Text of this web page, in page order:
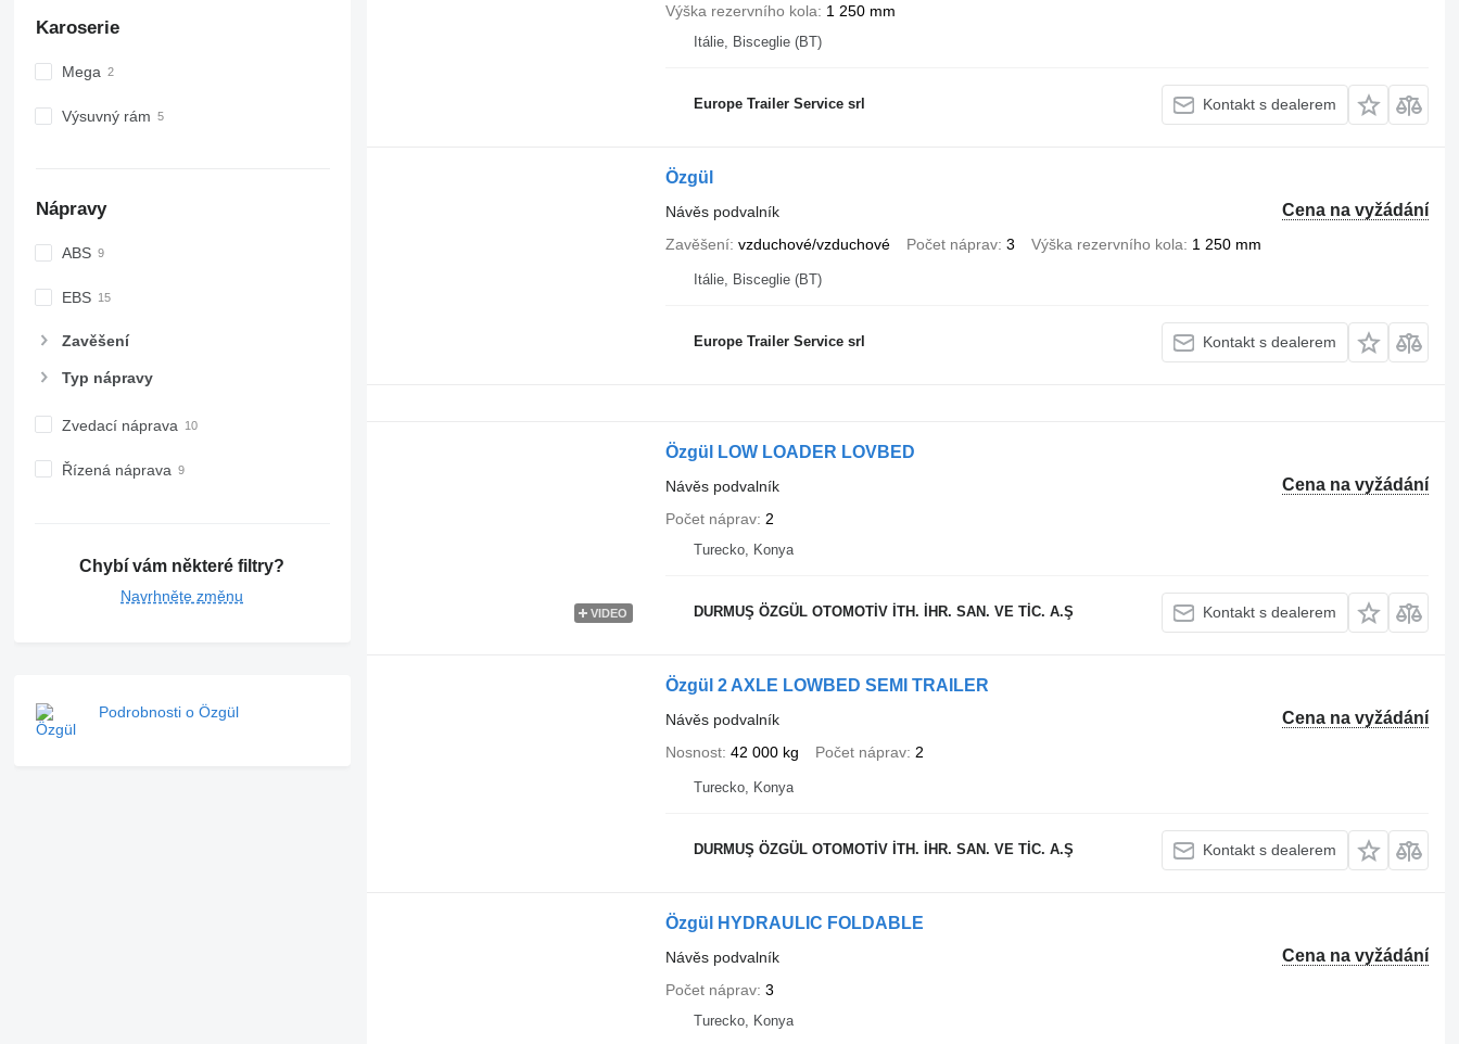
Karoserie
Mega
Výsuvný rám
Nápravy
ABS
EBS
Zavěšení
Typ nápravy
Zvedací náprava
Řízená náprava
Chybí vám některé filtry?
Navrhněte změnu
Podrobnosti o Özgül
Výška rezervního kola
1 250 mm
Itálie, Bisceglie (BT)
Europe Trailer Service srl Kontakt s dealerem
Özgül
Cena na vyžádání
Návěs podvalník
Zavěšení vzduchové/vzduchové Počet náprav 3 Výška rezervního kola 1 250 mm
Itálie, Bisceglie (BT)
Europe Trailer Service srl Kontakt s dealerem
VIDEO
Özgül LOW LOADER LOVBED
Cena na vyžádání
Návěs podvalník
Počet náprav 2
Turecko, Konya
DURMUŞ ÖZGÜL OTOMOTİV İTH. İHR. SAN. VE TİC. A.Ş Kontakt s dealerem
Özgül 2 AXLE LOWBED SEMI TRAILER
Cena na vyžádání
Návěs podvalník
Nosnost 42 000 kg Počet náprav 2
Turecko, Konya
DURMUŞ ÖZGÜL OTOMOTİV İTH. İHR. SAN. VE TİC. A.Ş Kontakt s dealerem
Özgül HYDRAULIC FOLDABLE
Cena na vyžádání
Návěs podvalník
Počet náprav 3
Turecko, Konya